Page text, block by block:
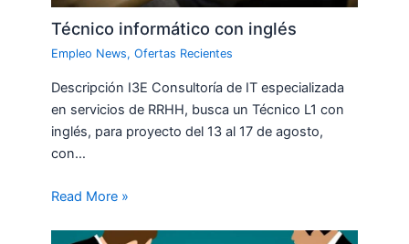
Técnico informático con inglés
Empleo News,Ofertas Recientes
Descripción I3E Consultoría de IT especializada
en servicios de RRHH, busca un Técnico L1 con
inglés, para proyecto del 13 al 17 de agosto,
con…
Read More »